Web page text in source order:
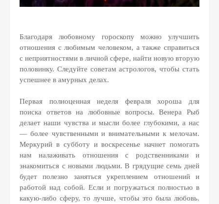
Благодаря любовному гороскопу можно улучшить
отношения с любимым человеком, а также справиться
с неприятностями в личной сфере, найти новую вторую
половинку. Следуйте советам астрологов, чтобы стать
успешнее в амурных делах.
Первая полноценная неделя февраля хороша для
поиска ответов на любовные вопросы. Венера Рыб
делает наши чувства и мысли более глубокими, а нас
— более чувственными и внимательными к мелочам.
Меркурий в субботу и воскресенье начнет помогать
нам налаживать отношения с родственниками и
знакомиться с новыми людьми. В грядущие семь дней
будет полезно заняться укреплением отношений и
работой над собой. Если и погружаться полностью в
какую-либо сферу, то лучше, чтобы это была любовь.